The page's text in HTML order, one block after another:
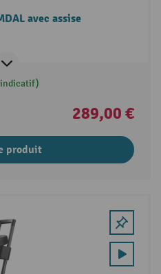
avec assise
indicatif)
289,00 €
produit